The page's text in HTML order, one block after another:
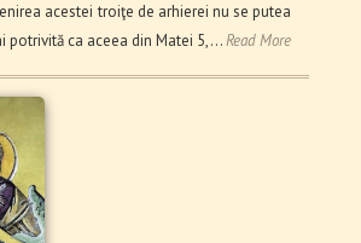
acestei troiţe de arhierei nu se putea
potrivită ca aceea din Matei 5,…Read More